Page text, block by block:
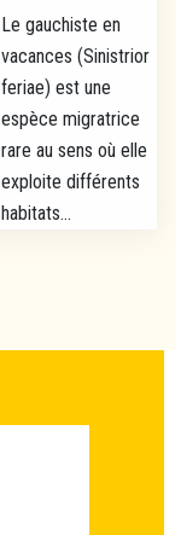
Le gauchiste en
vacances (Sinistrior
feriae) est une
espèce migratrice
rare au sens où elle
exploite différents
habitats...